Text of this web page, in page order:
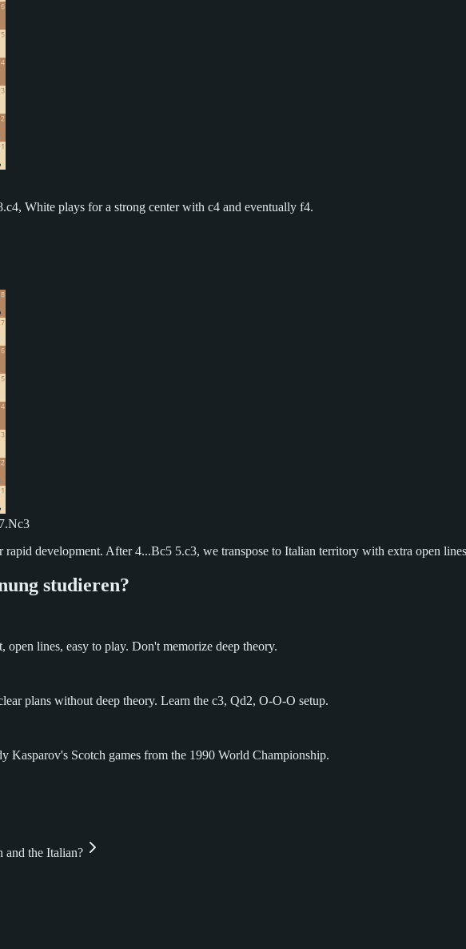
White plays for a strong center with c4 and eventually f4.
development. After 4...Bc5 5.c3, we transpose to Italian territory with extra open
studieren?
lines, easy to play. Don't memorize deep theory.
plans without deep theory. Learn the c3, Qd2, O-O-O setup.
Scotch games from the 1990 World Championship.
and the Italian?